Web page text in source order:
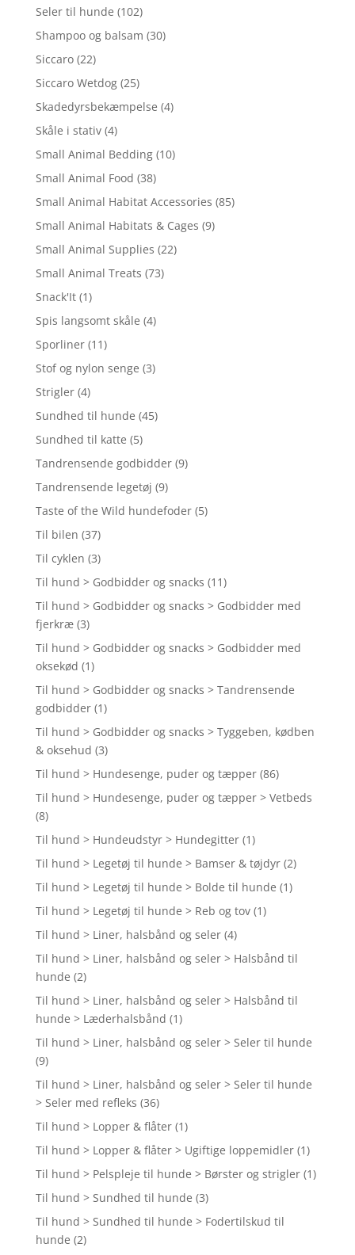
Seler til hunde (102)
Shampoo og balsam (30)
Siccaro (22)
Siccaro Wetdog (25)
Skadedyrsbekæmpelse (4)
Skåle i stativ (4)
Small Animal Bedding (10)
Small Animal Food (38)
Small Animal Habitat Accessories (85)
Small Animal Habitats & Cages (9)
Small Animal Supplies (22)
Small Animal Treats (73)
Snack'It (1)
Spis langsomt skåle (4)
Sporliner (11)
Stof og nylon senge (3)
Strigler (4)
Sundhed til hunde (45)
Sundhed til katte (5)
Tandrensende godbidder (9)
Tandrensende legetøj (9)
Taste of the Wild hundefoder (5)
Til bilen (37)
Til cyklen (3)
Til hund > Godbidder og snacks (11)
Til hund > Godbidder og snacks > Godbidder med
fjerkræ (3)
Til hund > Godbidder og snacks > Godbidder med
oksekød (1)
Til hund > Godbidder og snacks > Tandrensende
godbidder (1)
Til hund > Godbidder og snacks > Tyggeben, kødben
& oksehud (3)
Til hund > Hundesenge, puder og tæpper (86)
Til hund > Hundesenge, puder og tæpper > Vetbeds
(8)
Til hund > Hundeudstyr > Hundegitter (1)
Til hund > Legetøj til hunde > Bamser & tøjdyr (2)
Til hund > Legetøj til hunde > Bolde til hunde (1)
Til hund > Legetøj til hunde > Reb og tov (1)
Til hund > Liner, halsbånd og seler (4)
Til hund > Liner, halsbånd og seler > Halsbånd til
hunde (2)
Til hund > Liner, halsbånd og seler > Halsbånd til
hunde > Læderhalsbånd (1)
Til hund > Liner, halsbånd og seler > Seler til hunde
(9)
Til hund > Liner, halsbånd og seler > Seler til hunde
> Seler med refleks (36)
Til hund > Lopper & flåter (1)
Til hund > Lopper & flåter > Ugiftige loppemidler (1)
Til hund > Pelspleje til hunde > Børster og strigler (1)
Til hund > Sundhed til hunde (3)
Til hund > Sundhed til hunde > Fodertilskud til
hunde (2)